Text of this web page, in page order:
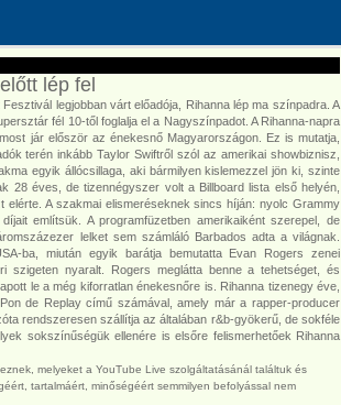
lép fel
legjobban várt előadója, Rihanna lép ma színpadra. A
fél 10-től foglalja el a Nagyszínpadot. A Rihanna-napra
jár először az énekesnő Magyarországon. Ez is mutatja,
terén inkább Taylor Swiftről szól az amerikai showbiznisz,
egyik állócsillaga, aki bármilyen kislemezzel jön ki, szinte
28 éves, de tizennégyszer volt a Billboard lista első helyén,
elérte. A szakmai elismeréseknek sincs híján: nyolc Grammy
említsük. A programfüzetben amerikaiként szerepel, de
lelket sem számláló Barbados adta a világnak.
ba, miután egyik barátja bemutatta Evan Rogers zenei
szigeten nyaralt. Rogers meglátta benne a tehetséget, és
le a még kiforratlan énekesnőre is. Rihanna tizenegy éve,
de Replay című számával, amely már a rapper-producer
rendszeresen szállítja az általában r&b-gyökerű, de sokféle
sokszínűségük ellenére is elsőre felismerhetőek Rihanna
melyeket a YouTube Live szolgáltatásánál találtuk és
tartalmáért, minőségéért semmilyen befolyással nem